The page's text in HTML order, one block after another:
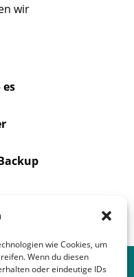
wie Cookies, um
Wenn du diesen
oder eindeutige IDs
wir